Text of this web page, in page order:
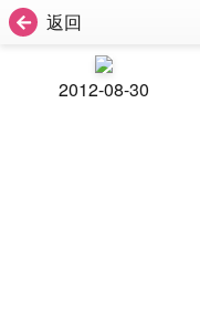
返回
2012-08-30